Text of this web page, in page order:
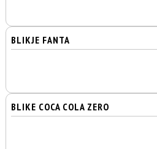
BLIKJE FANTA
BLIKE COCA COLA ZERO